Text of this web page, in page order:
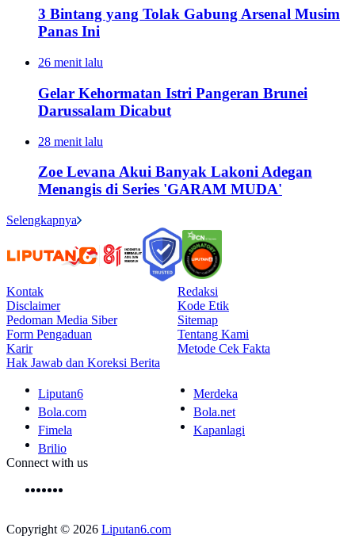
3 Bintang yang Tolak Gabung Arsenal Musim
Panas Ini
26 menit lalu
Gelar Kehormatan Istri Pangeran Brunei
Darussalam Dicabut
28 menit lalu
Zoe Levana Akui Banyak Lakoni Adegan
Menangis di Series 'GARAM MUDA'
Selengkapnya
Kontak
Redaksi
Disclaimer
Kode Etik
Pedoman Media Siber
Sitemap
Form Pengaduan
Tentang Kami
Karir
Metode Cek Fakta
Hak Jawab dan Koreksi Berita
Liputan6
Merdeka
Bola.com
Bola.net
Fimela
Kapanlagi
Brilio
Connect with us
Copyright © 2026 Liputan6.com